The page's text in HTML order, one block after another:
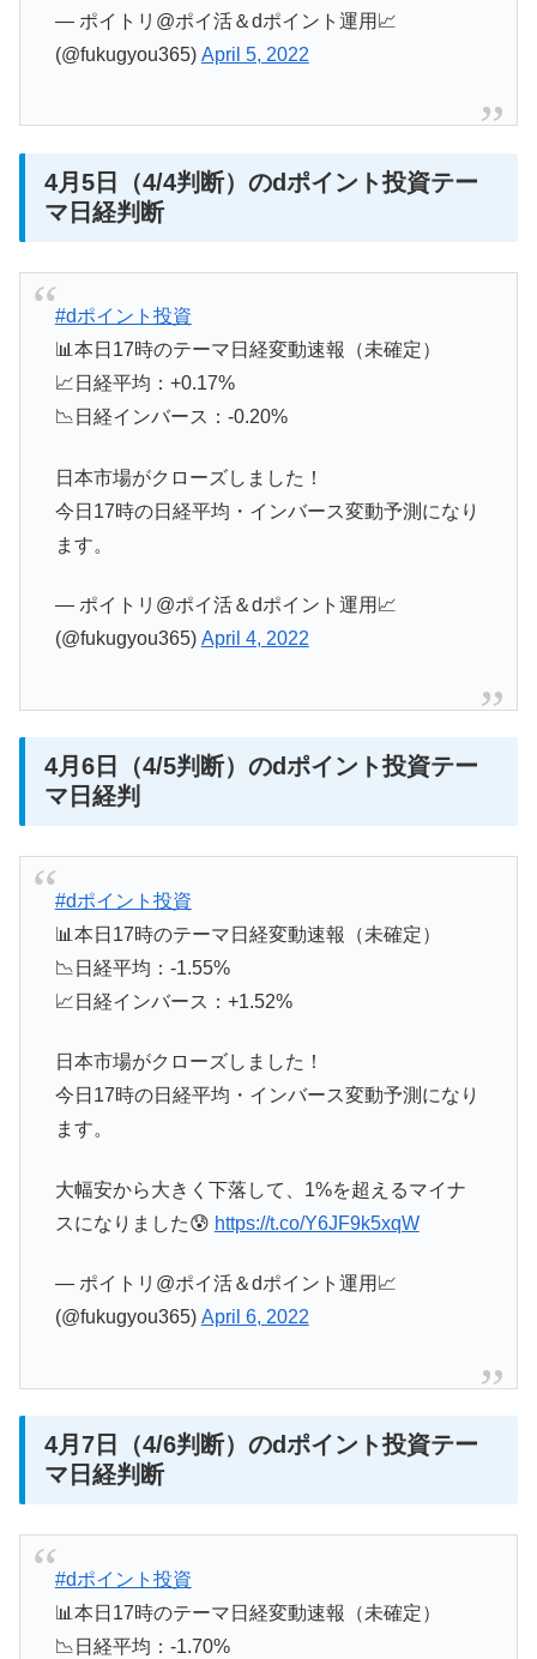
— ポイトリ@ポイ活＆dポイント運用📈
(@fukugyou365) April 5, 2022
4月5日（4/4判断）のdポイント投資テー
マ日経判断
#dポイント投資
📊本日17時のテーマ日経変動速報（未確定）
📈日経平均：+0.17%
📉日経インバース：-0.20%
日本市場がクローズしました！
今日17時の日経平均・インバース変動予測になり
ます。
— ポイトリ@ポイ活＆dポイント運用📈
(@fukugyou365) April 4, 2022
4月6日（4/5判断）のdポイント投資テー
マ日経判
#dポイント投資
📊本日17時のテーマ日経変動速報（未確定）
📉日経平均：-1.55%
📈日経インバース：+1.52%
日本市場がクローズしました！
今日17時の日経平均・インバース変動予測になり
ます。
大幅安から大きく下落して、1%を超えるマイナ
スになりました😰 https://t.co/Y6JF9k5xqW
— ポイトリ@ポイ活＆dポイント運用📈
(@fukugyou365) April 6, 2022
4月7日（4/6判断）のdポイント投資テー
マ日経判断
#dポイント投資
📊本日17時のテーマ日経変動速報（未確定）
📉日経平均：-1.70%